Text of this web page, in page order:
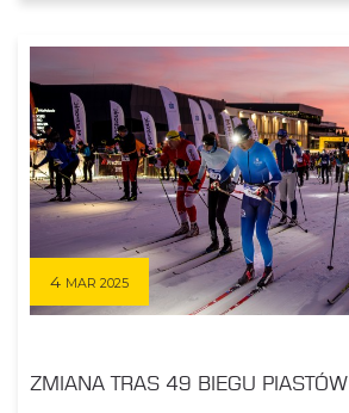
4 MAR 2025
ZMIANA TRAS 49 BIEGU PIASTÓW